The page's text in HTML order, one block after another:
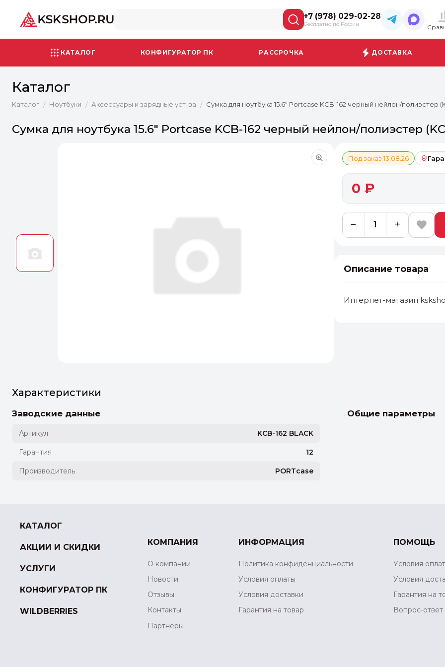
+7 (978) 029-02-28
Бесплатно по России
КАТАЛОГ КОНФИГУРАТОР ПК РАССРОЧКА ДОСТАВКА
Каталог
Каталог / Ноутбуки / Аксессуары и зарядные уст-ва / Сумка для ноутбука 15.6" Portcase KCB-162 черный нейлон/полиэстер
Сумка для ноутбука 15.6" Portcase KCB-162 черный нейлон/полиэстер
Под заказ 13.08.26
0 ₽
− +
Описание товара
Интернет-магазин
Характеристики
Заводские данные
Артикул KCB-162 BLACK
Гарантия 12
Производитель PORTcase
Общие параметры
КАТАЛОГ
АКЦИИ И СКИДКИ
УСЛУГИ
КОНФИГУРАТОР ПК
WILDBERRIES
КОМПАНИЯ
О компании
Новости
Отзывы
Контакты
Партнеры
ИНФОРМАЦИЯ
Политика конфиденциальности
Условия оплаты
Условия доставки
Гарантия на товар
ПОМОЩЬ
Условия
Условия
Гарантия на
Вопрос-ответ